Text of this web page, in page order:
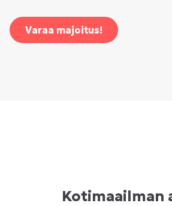
Varaa majoitus!
Kotimaailman